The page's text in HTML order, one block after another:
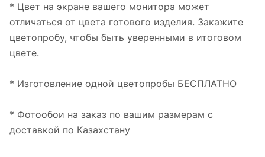
* Цвет на экране вашего монитора может
отличаться от цвета готового изделия. Закажите
цветопробу, чтобы быть уверенными в итоговом
цвете.
* Изготовление одной цветопробы БЕСПЛАТНО
* Фотообои на заказ по вашим размерам с
доставкой по Казахстану